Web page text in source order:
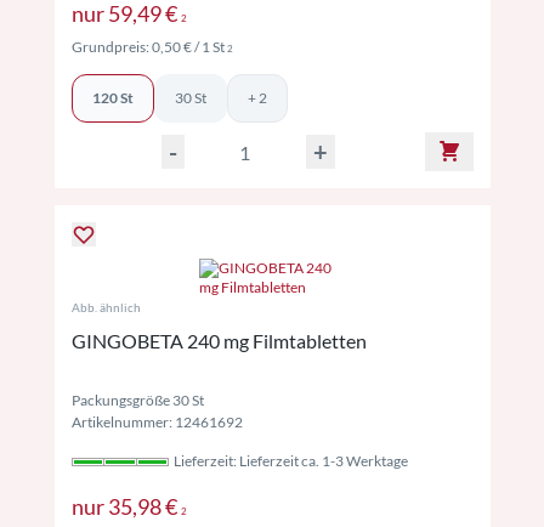
nur59,49 € 2Preise inkl. MwSt. ggf. zzgl. Versand
Grundpreis:0,50 €/ 1 St 2Preise inkl. MwSt. ggf. zzgl. Versand
120 St 30 St + 2
- +
Abb. ähnlich
GINGOBETA 240 mg Filmtabletten
Packungsgröße 30 St
Artikelnummer: 12461692
Lieferzeit: Lieferzeit ca. 1-3 Werktage
nur35,98 € 2Preise inkl. MwSt. ggf. zzgl. Versand